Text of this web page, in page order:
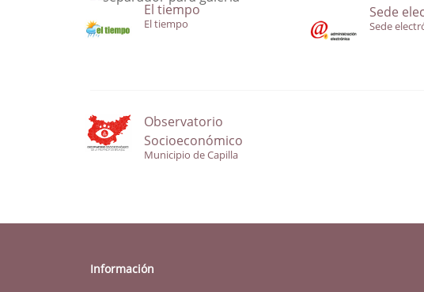
El tiempo
El tiempo
Sede
Sede
Observatorio
Socioeconómico
Municipio de Capilla
Información